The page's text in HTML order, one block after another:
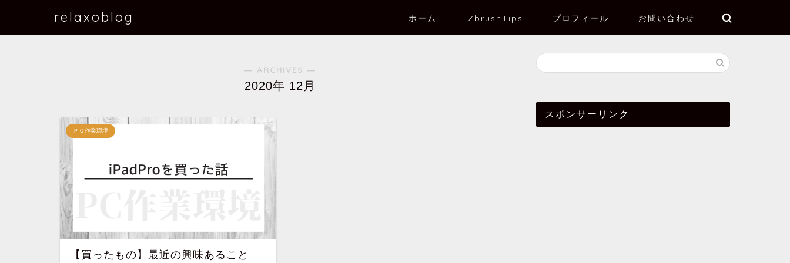
relaxoblog ホーム ZbrushTips プロフィール お問い合わせ
― ARCHIVES ―
2020年 12月
ＰＣ作業環境
【買ったもの】最近の興味あること
スポンサーリンク